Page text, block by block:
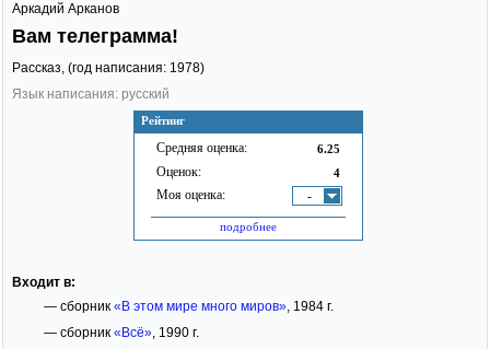
Рейтинг
Средняя оценка: 6.25
Оценок: 4
Моя оценка: -
подробнее
Аркадий Арканов
Вам телеграмма!
Рассказ, (год написания: 1978)
Язык написания: русский
Входит в:
— сборник «В этом мире много миров», 1984 г.
— сборник «Всё», 1990 г.